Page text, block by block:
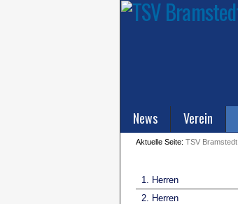
News Verein
Aktuelle Seite: TSV Bramstedt
1. Herren
2. Herren